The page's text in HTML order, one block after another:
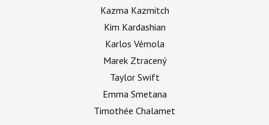
Kazma Kazmitch
Kim Kardashian
Karlos Vémola
Marek Ztracený
Taylor Swift
Emma Smetana
Timothée Chalamet